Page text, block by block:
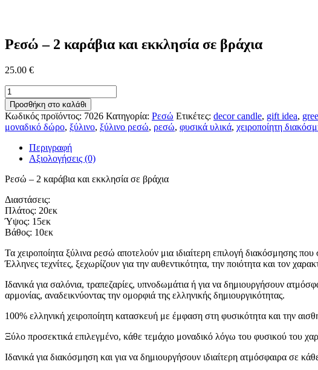
Ρεσώ – 2 καράβια και εκκλησία σε βράχια
25.00 €
Ρεσώ
–
2
καράβια
και
εκκλησία
βράχια
ποσότητα
Προσθήκη στο καλάθι
Κωδικός προϊόντος: 7026 Κατηγορία: Ρεσώ Ετικέτες: decor candle, gift idea,
μοναδικό δώρο, ξύλινο, ξύλινο ρεσώ, ρεσώ, φυσικά υλικά, χειροποίητη
Περιγραφή
Αξιολογήσεις (0)
Ρεσώ – 2 καράβια και εκκλησία σε βράχια
Διαστάσεις:
Πλάτος: 20εκ
Ύψος: 15εκ
Βάθος: 10εκ
Τα χειροποίητα ξύλινα ρεσώ αποτελούν μια ιδιαίτερη επιλογή διακόσμησης
Έλληνες τεχνίτες, ξεχωρίζουν για την αυθεντικότητα, την ποιότητα και τον
Ιδανικά για σαλόνια, τραπεζαρίες, υπνοδωμάτια ή για να δημιουργήσουν
αρμονίας, αναδεικνύοντας την ομορφιά της ελληνικής δημιουργικότητας.
100% ελληνική χειροποίητη κατασκευή με έμφαση στη φυσικότητα και την
Ξύλο προσεκτικά επιλεγμένο, κάθε τεμάχιο μοναδικό λόγω του φυσικού του
Ιδανικά για διακόσμηση και για να δημιουργήσουν ιδιαίτερη ατμόσφαιρα σε